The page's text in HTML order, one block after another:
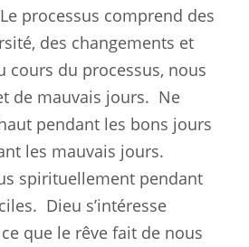
processus comprend des
des changements et
cours du processus, nous
de mauvais jours. Ne
pendant les bons jours
les mauvais jours.
spirituellement pendant
Dieu s’intéresse
que le rêve fait de nous